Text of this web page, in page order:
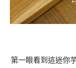
第一眼看到這迷你